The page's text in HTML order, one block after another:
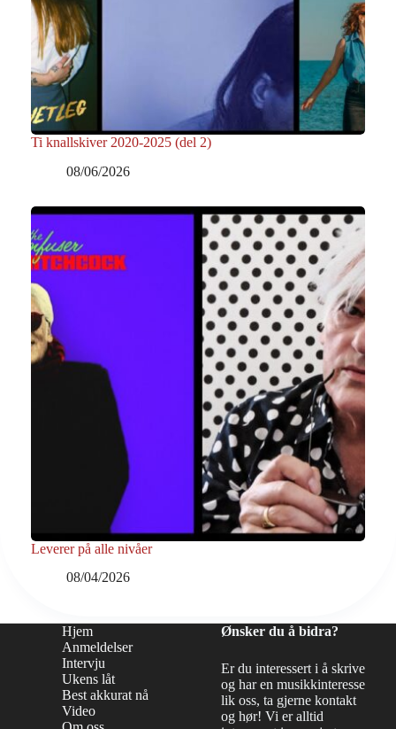
Ti knallskiver 2020-2025 (del 2)
08/06/2026
Leverer på alle nivåer
08/04/2026
Hjem
Anmeldelser
Intervju
Ukens låt
Best akkurat nå
Video
Ønsker du å bidra?
Er du interessert i å skrive
og har en musikkinteresse
lik oss, ta gjerne kontakt
og hør! Vi er alltid